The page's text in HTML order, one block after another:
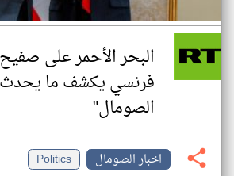
البحر الأحمر على
فرنسي يكشف ما
الصومال"
اخبار الصومال
Politics